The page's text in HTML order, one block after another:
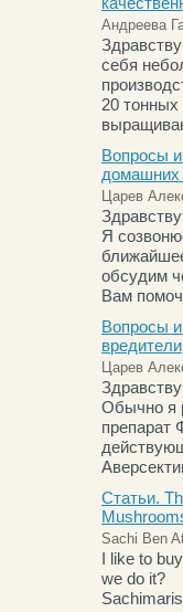
Андреева
себя
20 тонных
Вопросы
домашних
Царев
Я
обсудим
Вам
Вопросы
вредители
Царев
Обычно я
препарат
Статьи.
Sachi Ben
I like to
we do it?